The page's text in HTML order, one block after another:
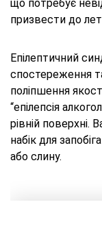
що потребує
призвести до
Епілептичний
спостереження та
поліпшення
“епілепсія
рівній
набік для
або слину.